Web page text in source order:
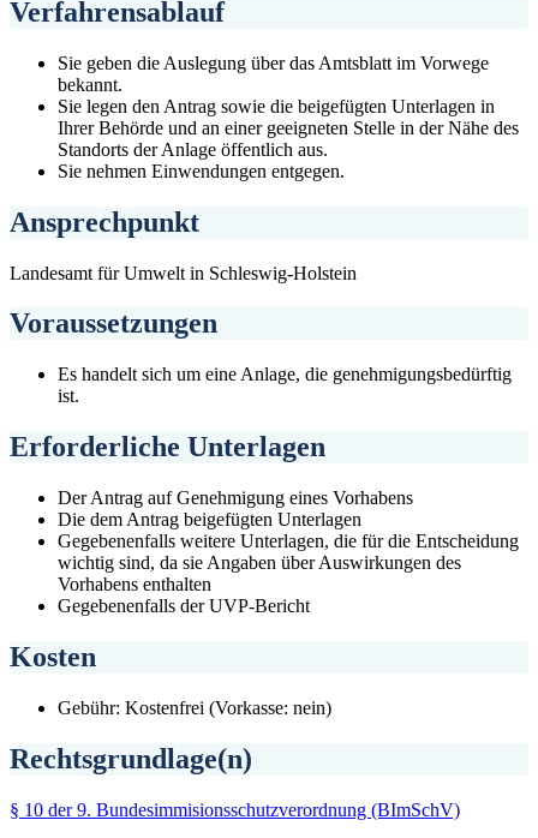
Verfahrensablauf
Sie geben die Auslegung über das Amtsblatt im Vorwege
bekannt.
Sie legen den Antrag sowie die beigefügten Unterlagen in
Ihrer Behörde und an einer geeigneten Stelle in der Nähe des
Standorts der Anlage öffentlich aus.
Sie nehmen Einwendungen entgegen.
Ansprechpunkt
Landesamt für Umwelt in Schleswig-Holstein
Voraussetzungen
Es handelt sich um eine Anlage, die genehmigungsbedürftig
ist.
Erforderliche Unterlagen
Der Antrag auf Genehmigung eines Vorhabens
Die dem Antrag beigefügten Unterlagen
Gegebenenfalls weitere Unterlagen, die für die Entscheidung
wichtig sind, da sie Angaben über Auswirkungen des
Vorhabens enthalten
Gegebenenfalls der UVP-Bericht
Kosten
Gebühr: Kostenfrei (Vorkasse: nein)
Rechtsgrundlage(n)
§ 10 der 9. Bundesimmisionsschutzverordnung (BImSchV)